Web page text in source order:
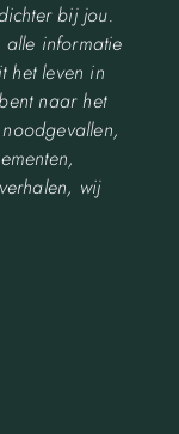
bij jou.
informatie
het leven in
naar het
wij